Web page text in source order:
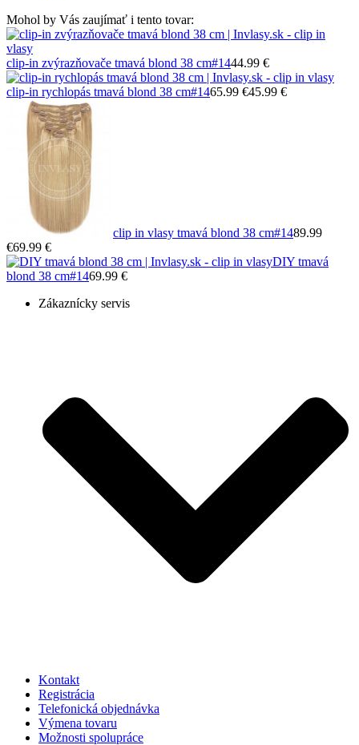
Mohol by Vás zaujímať i tento tovar:
clip-in zvýrazňovače tmavá blond 38 cm#1444.99 €
clip-in rychlopás tmavá blond 38 cm#1465.99 €45.99 €
clip in vlasy tmavá blond 38 cm#1489.99
€69.99 €
DIY tmavá
blond 38 cm#1469.99 €
Zákaznícky servis
Kontakt
Registrácia
Telefonická objednávka
Výmena tovaru
Možnosti spolupráce